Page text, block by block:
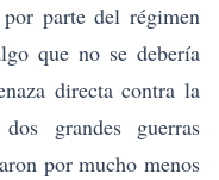
parte del régimen
que no se debería
directa contra la
grandes guerras
por mucho menos